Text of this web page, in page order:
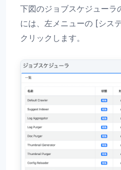
下図のジョブスケジューラ
には、左メニューの [シス
クリックします。